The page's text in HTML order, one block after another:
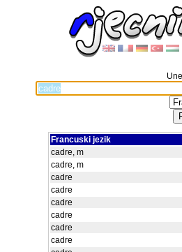
Francuski jezik
cadre, m
cadre, m
cadre
cadre
cadre
cadre
cadre
cadre